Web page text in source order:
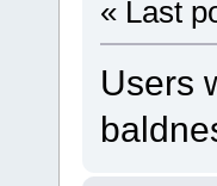
« Last
Users